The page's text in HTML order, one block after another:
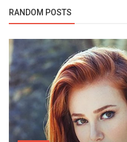
RANDOM POSTS